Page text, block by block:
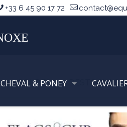
+33 6 45 90 17 72
CHEVAL & PONEY
SOLDES